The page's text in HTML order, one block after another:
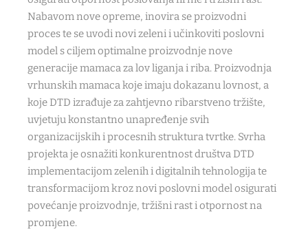
Nabavom nove opreme, inovira se proizvodni
proces te se uvodi novi zeleni i učinkoviti poslovni
model s ciljem optimalne proizvodnje nove
generacije mamaca za lov liganja i riba. Proizvodnja
vrhunskih mamaca koje imaju dokazanu lovnost, a
koje DTD izrađuje za zahtjevno ribarstveno tržište,
uvjetuju konstantno unapređenje svih
organizacijskih i procesnih struktura tvrtke. Svrha
projekta je osnažiti konkurentnost društva DTD
implementacijom zelenih i digitalnih tehnologija te
transformacijom kroz novi poslovni model osigurati
povećanje proizvodnje, tržišni rast i otpornost na
promjene.